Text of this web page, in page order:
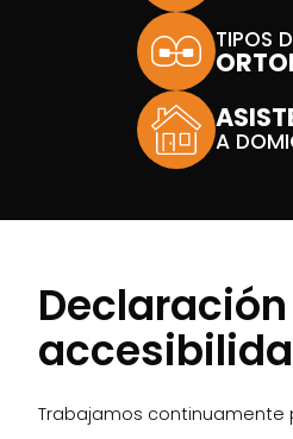
TIPOS
A
Trabajamos continuamente